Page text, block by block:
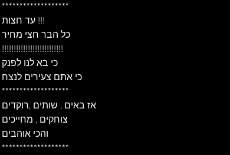
*******************
עד חצות !!!
כל הבר חצי מחיר
!!!!!!!!!!!!!!!!!!!!!!!!!!
כי בא לנו לפנק
כי אתם צעירים לנצח
*******************
אז באים , שותים ,רוקדים
צוחקים , מחייכים
והכי אוהבים
*******************